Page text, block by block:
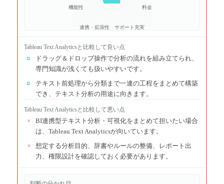
料金
サポート充実
連携・拡張性
機能性
Tableau Text Analyticsと比較して良い点
○
ドラッグ＆ドロップ操作で分析の流れを組み立てられ、
専門知識が浅くても扱いやすいです。
○
テキスト前処理から分類まで一連の工程をまとめて構築
でき、テキスト分析の用途に向きます。
Tableau Text Analyticsと比較して悪い点
×
BI連携型テキスト分析・可視化をまとめて担いたい場合
は、Tableau Text Analyticsが向いています。
×
想定する分析目的、辞書やルールの整備、レポート出
力、権限設計を確認しておく必要があります。